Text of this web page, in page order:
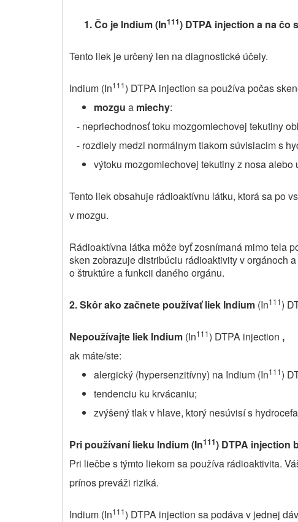
1.Čo je Indium(In111) DTPA injection a na čo
Tento liek je určený len na diagnostické účely.
Indium (In111) DTPA injection sa používa počas
mozgu a miechy:
- nepriechodnosť toku mozgomiechovej tekutiny
- rozdiely medzi normálnym tlakom súvisiacim s
výtoku mozgomiechovej tekutiny z nosa alebo
Tento liek obsahuje rádioaktívnu látku, ktorá sa po
v mozgu.
Rádioaktívna látka môže byť zosnímaná mimo tela
sken zobrazuje distribúciu rádioaktivity v orgánoch
o štruktúre a funkcii daného orgánu.
2.Skôr ako začnete používať liek Indium (In111)
Nepoužívajte liek Indium (In111) DTPA injection ,
ak máte/ste:
alergický (hypersenzitívny) na Indium (In111)
tendenciu ku krvácaniu;
zvýšený tlak v hlave, ktorý nesúvisí s
Pri používaní lieku Indium(In111) DTPA injection
Pri liečbe s týmto liekom sa používa rádioaktivita.
prínos preváži riziká.
Indium (In111) DTPA injection sa podáva v jednej